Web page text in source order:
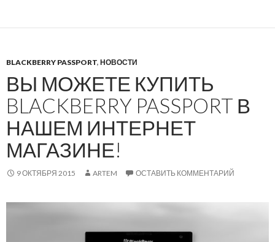
BLACKBERRY PASSPORT, НОВОСТИ
ВЫ МОЖЕТЕ КУПИТЬ
BLACKBERRY PASSPORT В
НАШЕМ ИНТЕРНЕТ
МАГАЗИНЕ!
9 ОКТЯБРЯ 2015 ARTEM ОСТАВИТЬ КОММЕНТАРИЙ